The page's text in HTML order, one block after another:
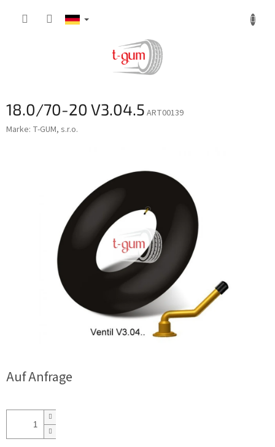
18.0/70-20 V3.04.5 ART00139
Marke: T-GUM, s.r.o.
Auf Anfrage